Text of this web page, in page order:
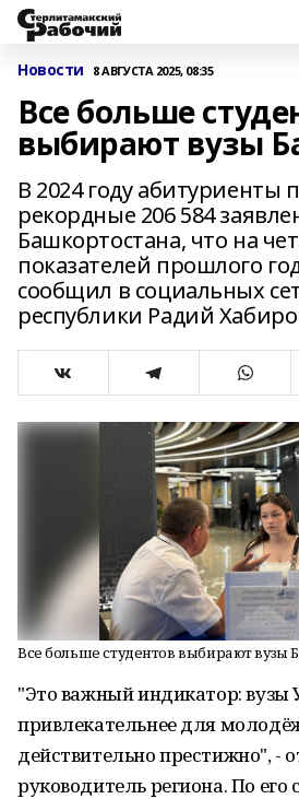
Новости 8 АВГУСТА 2025, 08:35
Все больше
выбирают вузы
В 2024 году абитуриенты
рекордные 206 584
Башкортостана, что на
показателей прошлого
сообщил в социальных
республики Радий
Все больше студентов выбирают вузы
"Это важный индикатор: вузы
привлекательнее для
действительно престижно", -
руководитель региона. По его